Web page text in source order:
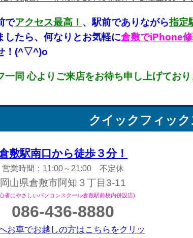
でアクセス最高！ 、駅前でありながら指定
したら、何なりとお気軽に倉敷でiPhone
！(^▽^)o
一同 心よりご来店をお待ち申し上げてお
クイックフィッ
敷駅南口から徒歩３分！
営業時間：11:00～21:00 不定休
岡山県倉敷市阿知３丁目3-11
者にやさしいパソコンスクール倉敷駅前校内併設店)
086-436-8880
お車でお越しの方はこちらをクリッ